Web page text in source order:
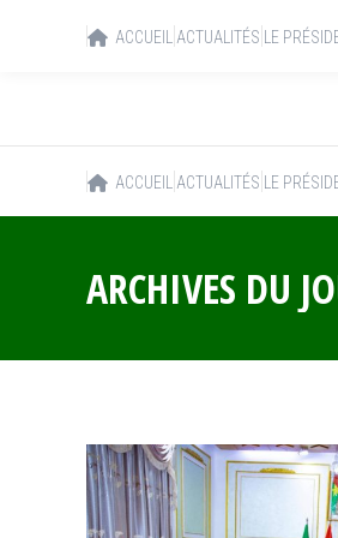
ACCUEIL ACTUALITÉS LE
ARCHIVES DU
ACCUEIL ACTUALITÉS LE